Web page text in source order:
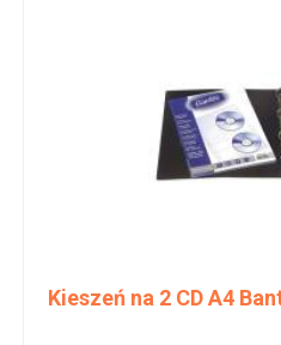
Kieszeń na 2 CD A4